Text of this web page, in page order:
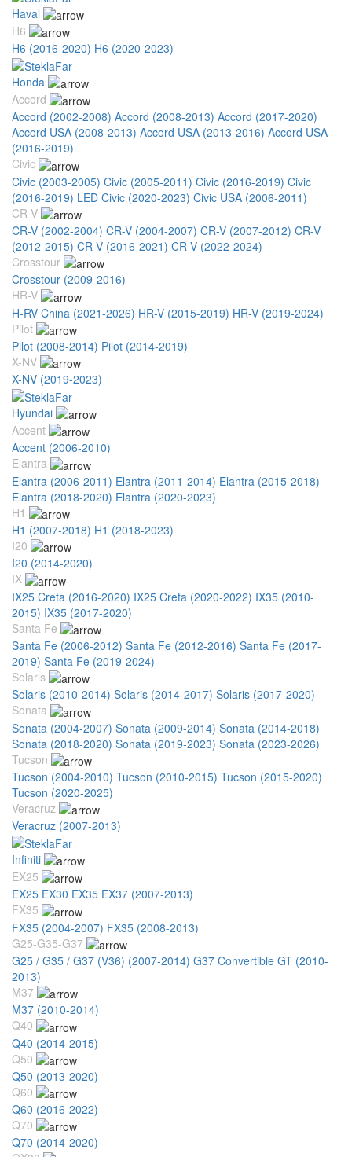
Haval
H6
H6 (2016-2020) H6 (2020-2023)
Honda
Accord
Accord (2002-2008) Accord (2008-2013) Accord (2017-2020)
Accord USA (2008-2013) Accord USA (2013-2016) Accord USA
(2016-2019)
Civic
Civic (2003-2005) Civic (2005-2011) Civic (2016-2019) Civic
(2016-2019) LED Civic (2020-2023) Civic USA (2006-2011)
CR-V
CR-V (2002-2004) CR-V (2004-2007) CR-V (2007-2012) CR-V
(2012-2015) CR-V (2016-2021) CR-V (2022-2024)
Crosstour
Crosstour (2009-2016)
HR-V
H-RV China (2021-2026) HR-V (2015-2019) HR-V (2019-2024)
Pilot
Pilot (2008-2014) Pilot (2014-2019)
X-NV
X-NV (2019-2023)
Hyundai
Accent
Accent (2006-2010)
Elantra
Elantra (2006-2011) Elantra (2011-2014) Elantra (2015-2018)
Elantra (2018-2020) Elantra (2020-2023)
H1
H1 (2007-2018) H1 (2018-2023)
I20
I20 (2014-2020)
IX
IX25 Creta (2016-2020) IX25 Creta (2020-2022) IX35 (2010-
2015) IX35 (2017-2020)
Santa Fe
Santa Fe (2006-2012) Santa Fe (2012-2016) Santa Fe (2017-
2019) Santa Fe (2019-2024)
Solaris
Solaris (2010-2014) Solaris (2014-2017) Solaris (2017-2020)
Sonata
Sonata (2004-2007) Sonata (2009-2014) Sonata (2014-2018)
Sonata (2018-2020) Sonata (2019-2023) Sonata (2023-2026)
Tucson
Tucson (2004-2010) Tucson (2010-2015) Tucson (2015-2020)
Tucson (2020-2025)
Veracruz
Veracruz (2007-2013)
Infiniti
EX25
EX25 EX30 EX35 EX37 (2007-2013)
FX35
FX35 (2004-2007) FX35 (2008-2013)
G25-G35-G37
G25 / G35 / G37 (V36) (2007-2014) G37 Convertible GT (2010-
2013)
M37
M37 (2010-2014)
Q40
Q40 (2014-2015)
Q50
Q50 (2013-2020)
Q60
Q60 (2016-2022)
Q70
Q70 (2014-2020)